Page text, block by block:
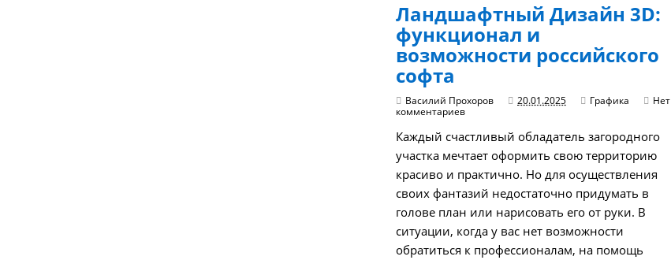
Ландшафтный Дизайн 3D:
функционал и
возможности российского
софта
Василий Прохоров 20.01.2025 Графика
Нет
комментариев
Каждый счастливый обладатель загородного
участка мечтает оформить свою территорию
красиво и практично. Но для осуществления
своих фантазий недостаточно придумать в
голове план или нарисовать его от руки. В
ситуации, когда у вас нет возможности
обратиться к профессионалам, на помощь